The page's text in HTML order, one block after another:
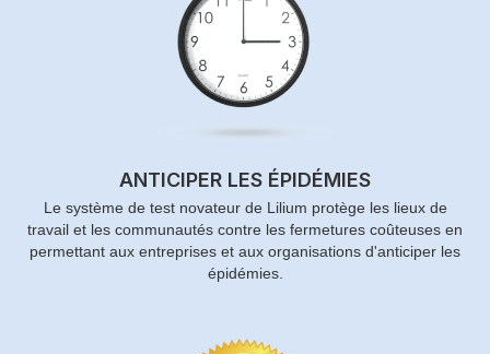
ANTICIPER LES ÉPIDÉMIES
Le système de test novateur de Lilium protège les lieux de
travail et les communautés contre les fermetures coûteuses en
permettant aux entreprises et aux organisations d'anticiper les
épidémies.